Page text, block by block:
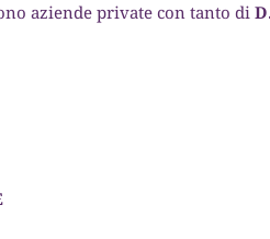
aziende private con tanto di